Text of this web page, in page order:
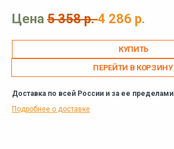
Цена 5 358 р.4 286 р.
ПЕРЕЙТИ В КОРЗИНУ
Доставка по всей России и за ее пределами
Подробнее о доставке